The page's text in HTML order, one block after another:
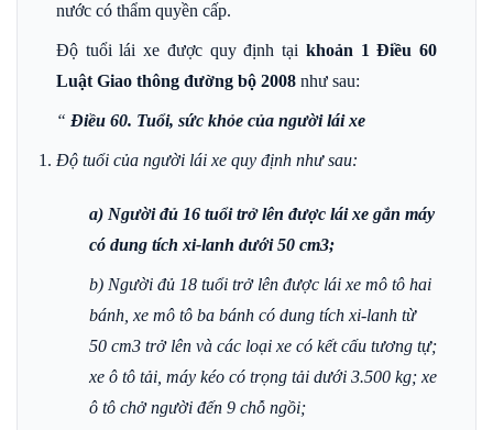
nước có thẩm quyền cấp.
Độ tuổi lái xe được quy định tại khoản 1 Điều 60
Luật Giao thông đường bộ 2008 như sau:
“ Điều 60. Tuổi, sức khỏe của người lái xe
Độ tuổi của người lái xe quy định như sau:
a) Người đủ 16 tuổi trở lên được lái xe gắn máy
có dung tích xi-lanh dưới 50 cm3;
b) Người đủ 18 tuổi trở lên được lái xe mô tô hai
bánh, xe mô tô ba bánh có dung tích xi-lanh từ
50 cm3 trở lên và các loại xe có kết cấu tương tự;
xe ô tô tải, máy kéo có trọng tải dưới 3.500 kg; xe
ô tô chở người đến 9 chỗ ngồi;